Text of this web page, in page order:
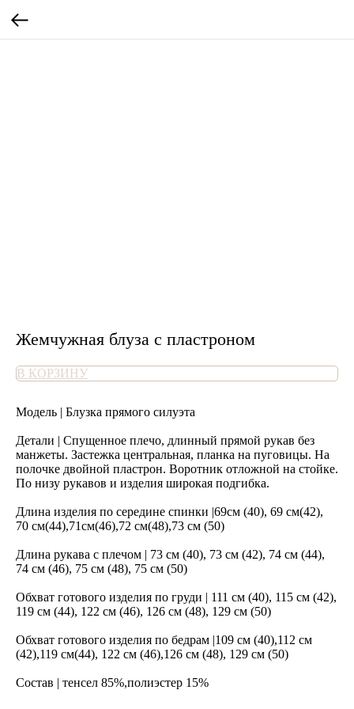
Жемчужная блуза с пластроном
В КОРЗИНУ
Модель | Блузка прямого силуэта
Детали | Спущенное плечо, длинный прямой рукав без
манжеты. Застежка центральная, планка на пуговицы. На
полочке двойной пластрон. Воротник отложной на стойке.
По низу рукавов и изделия широкая подгибка.
Длина изделия по середине спинки |69см (40), 69 см(42),
70 см(44),71см(46),72 см(48),73 см (50)
Длина рукава с плечом | 73 см (40), 73 см (42), 74 см (44),
74 см (46), 75 см (48), 75 см (50)
Обхват готового изделия по груди | 111 см (40), 115 см (42),
119 см (44), 122 см (46), 126 см (48), 129 см (50)
Обхват готового изделия по бедрам |109 см (40),112 см
(42),119 см(44), 122 см (46),126 см (48), 129 см (50)
Состав | тенсел 85%,полиэстер 15%